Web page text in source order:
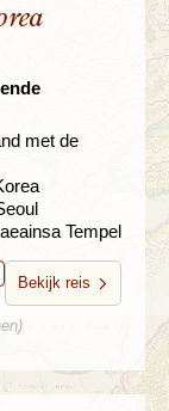
met de
Tempel
Bekijk reis